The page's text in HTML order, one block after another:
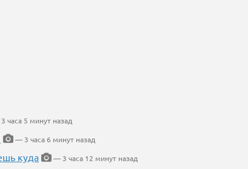
часа 5 минут назад
— 3 часа 6 минут назад
куда
— 3 часа 12 минут назад